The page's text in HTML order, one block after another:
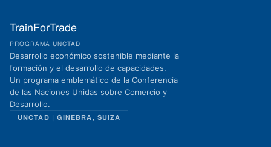
TrainForTrade
PROGRAMA UNCTAD
Desarrollo económico sostenible mediante la
formación y el desarrollo de capacidades.
Un programa emblemático de la Conferencia
de las Naciones Unidas sobre Comercio y
Desarrollo.
UNCTAD | GINEBRA, SUIZA